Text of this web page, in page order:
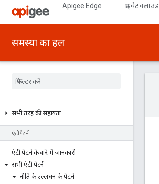
Apigee Edge प्राइवेट क्लाउड
समस्या का हल
सभी तरह की सहायता
एंटीपैटर्न
एंटी पैटर्न के बारे में जानकारी
सभी एंटी पैटर्न
नीति के उल्लंघन के पैटर्न